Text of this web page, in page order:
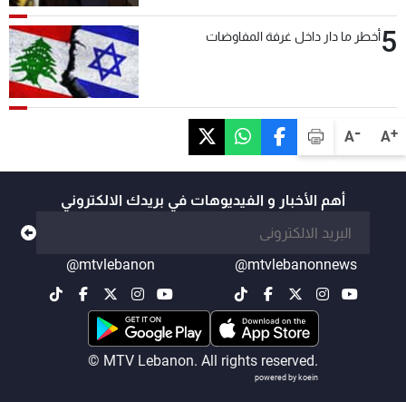
A+
A-
5أخطر ما دار داخل غرفة المفاوضات
أهم الأخبار و الفيديوهات في بريدك الالكتروني
@mtvlebanonnews
@mtvlebanon
© MTV Lebanon. All rights reserved.
powered by koein